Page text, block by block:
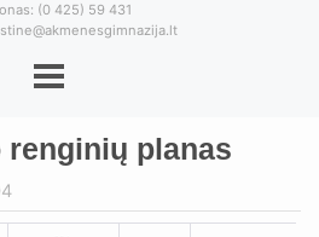
(0 425) 59 431
renginių planas